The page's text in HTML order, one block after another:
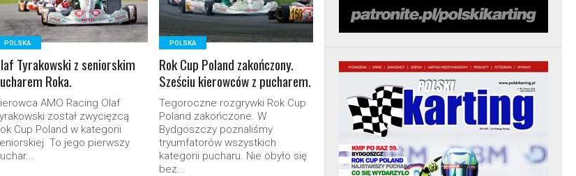
POLSKA
Tyrakowski z seniorskim
Roka.
AMO Racing Olaf
został zwycięzcą
Cup Poland w kategorii
To jego pierwszy
POLSKA
Rok Cup Poland zakończony.
Sześciu kierowców z pucharem.
Tegoroczne rozgrywki Rok Cup
Poland zakończone. W
Bydgoszczy poznaliśmy
tryumfatorów wszystkich
kategorii pucharu. Nie obyło się
bez...